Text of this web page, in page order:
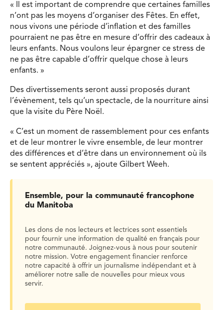
« Il est important de comprendre que certaines familles
n’ont pas les moyens d’organiser des Fêtes. En effet,
nous vivons une période d’inflation et des familles
pourraient ne pas être en mesure d’offrir des cadeaux à
leurs enfants. Nous voulons leur épargner ce stress de
ne pas être capable d’offrir quelque chose à leurs
enfants. »
Des divertissements seront aussi proposés durant
l’évènement, tels qu’un spectacle, de la nourriture ainsi
que la visite du Père Noël.
« C’est un moment de rassemblement pour ces enfants
et de leur montrer le vivre ensemble, de leur montrer
des différences et d’être dans un environnement où ils
se sentent appréciés », ajoute Gilbert Weeh.
Ensemble, pour la communauté francophone
du Manitoba
Les dons de nos lecteurs et lectrices sont essentiels
pour fournir une information de qualité en français pour
notre communauté. Joignez-vous à nous pour soutenir
notre mission. Votre engagement financier renforce
notre capacité à offrir un journalisme indépendant et à
améliorer notre salle de nouvelles pour mieux vous
servir.